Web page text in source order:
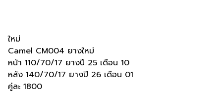
ใหม่
Camel CM004 ยางใหม่
หน้า 110/70/17 ยางปี 25 เดือน 10
หลัง 140/70/17 ยางปี 26 เดือน 01
คู่ละ 1800